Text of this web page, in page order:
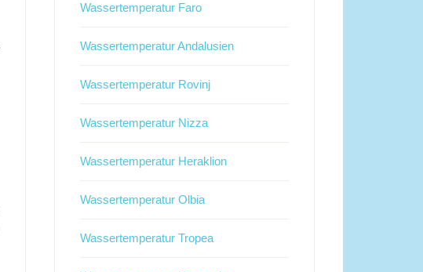
Wassertemperatur Faro
Wassertemperatur Andalusien
Wassertemperatur Rovinj
Wassertemperatur Nizza
Wassertemperatur Heraklion
Wassertemperatur Olbia
Wassertemperatur Tropea